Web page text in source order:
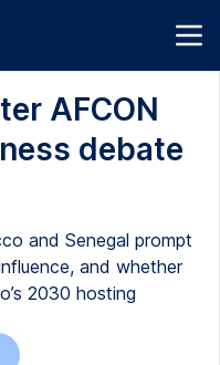
AFCON
debate
and Senegal prompt
and whether
2030 hosting